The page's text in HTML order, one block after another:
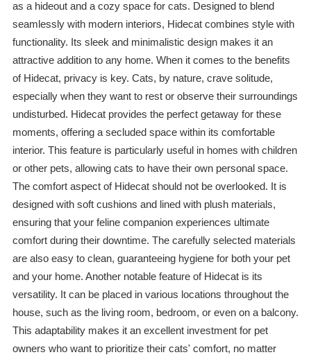
as a hideout and a cozy space for cats. Designed to blend
seamlessly with modern interiors, Hidecat combines style with
functionality. Its sleek and minimalistic design makes it an
attractive addition to any home. When it comes to the benefits
of Hidecat, privacy is key. Cats, by nature, crave solitude,
especially when they want to rest or observe their surroundings
undisturbed. Hidecat provides the perfect getaway for these
moments, offering a secluded space within its comfortable
interior. This feature is particularly useful in homes with children
or other pets, allowing cats to have their own personal space.
The comfort aspect of Hidecat should not be overlooked. It is
designed with soft cushions and lined with plush materials,
ensuring that your feline companion experiences ultimate
comfort during their downtime. The carefully selected materials
are also easy to clean, guaranteeing hygiene for both your pet
and your home. Another notable feature of Hidecat is its
versatility. It can be placed in various locations throughout the
house, such as the living room, bedroom, or even on a balcony.
This adaptability makes it an excellent investment for pet
owners who want to prioritize their cats' comfort, no matter